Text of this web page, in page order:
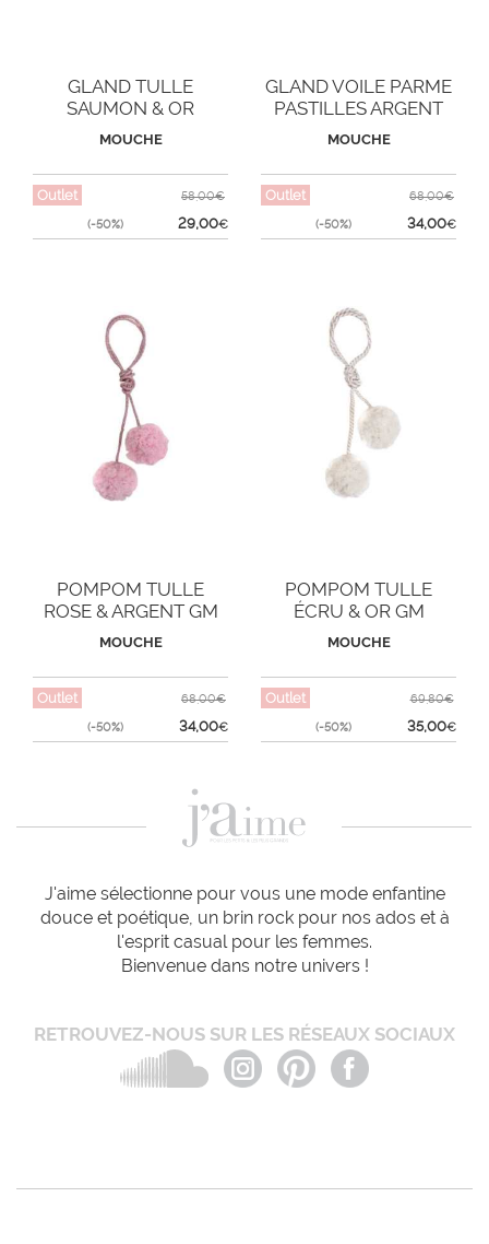
GLAND TULLE
SAUMON & OR
MOUCHE
Outlet
(-50%)
58,00€
29,00€
GLAND VOILE PARME
PASTILLES ARGENT
MOUCHE
Outlet
(-50%)
68,00€
34,00€
POMPOM TULLE
ROSE & ARGENT GM
MOUCHE
Outlet
(-50%)
68,00€
34,00€
POMPOM TULLE
ÉCRU & OR GM
MOUCHE
Outlet
(-50%)
69,80€
35,00€
J'aime sélectionne pour vous une mode enfantine
douce et poétique, un brin rock pour nos ados et à
l'esprit casual pour les femmes.
Bienvenue dans notre univers !
RETROUVEZ-NOUS SUR LES RÉSEAUX SOCIAUX